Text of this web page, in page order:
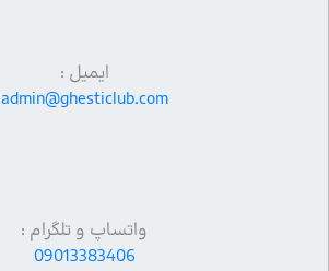
ایمیل :
admin@ghesticlub.com
واتساپ و تلگرام :
09013383406